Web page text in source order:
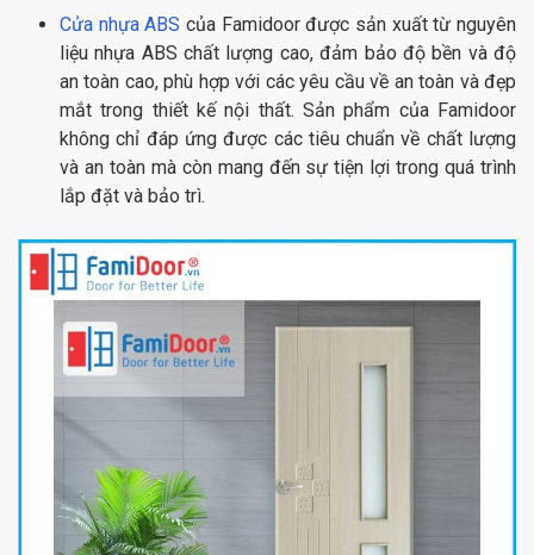
Cửa nhựa ABS của Famidoor được sản xuất từ nguyên
liệu nhựa ABS chất lượng cao, đảm bảo độ bền và độ
an toàn cao, phù hợp với các yêu cầu về an toàn và đẹp
mắt trong thiết kế nội thất. Sản phẩm của Famidoor
không chỉ đáp ứng được các tiêu chuẩn về chất lượng
và an toàn mà còn mang đến sự tiện lợi trong quá trình
lắp đặt và bảo trì.